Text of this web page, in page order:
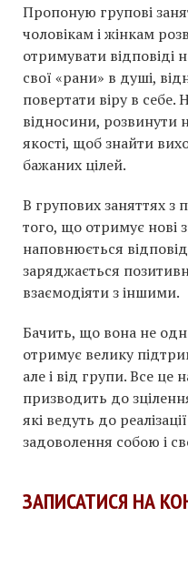
Пропоную групові
чоловікам і жінкам
отримувати відповіді
свої «рани» в душі,
повертати віру в себе.
відносини, розвинути
якості, щоб знайти
бажаних цілей.
В групових заняттях
того, що отримує нові
наповнюється
заряджається
взаємодіяти з іншими.
Бачить, що вона не
отримує велику
але і від групи. Все це
призводить до
які ведуть до
задоволення собою і
ЗАПИСАТИСЯ НА